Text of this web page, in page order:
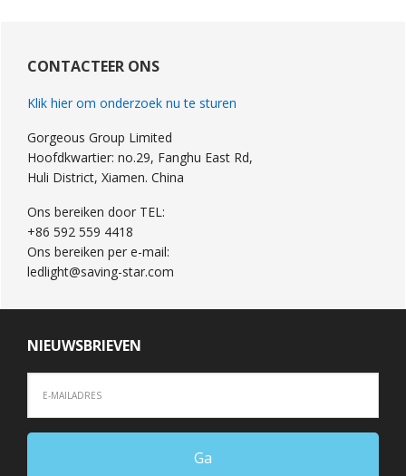
Sidebar
CONTACTEER ONS
Klik hier om onderzoek nu te sturen
Gorgeous Group Limited
Hoofdkwartier: no.29, Fanghu East Rd,
Huli District, Xiamen. China
Ons bereiken door TEL:
+86 592 559 4418
Ons bereiken per e-mail:
ledlight@saving-star.com
NIEUWSBRIEVEN